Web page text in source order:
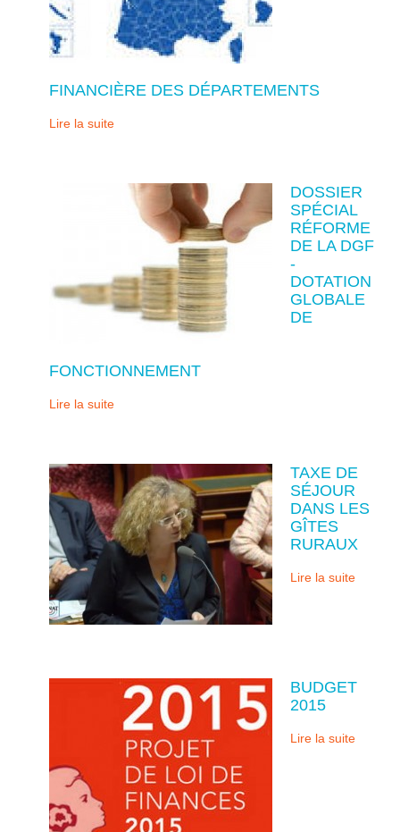
FINANCIÈRE DES DÉPARTEMENTS
Lire la suite
DOSSIER
SPÉCIAL
RÉFORME
DE LA DGF
-
DOTATION
GLOBALE
DE
FONCTIONNEMENT
Lire la suite
TAXE DE
SÉJOUR
DANS LES
GÎTES
RURAUX
Lire la suite
BUDGET
2015
Lire la suite